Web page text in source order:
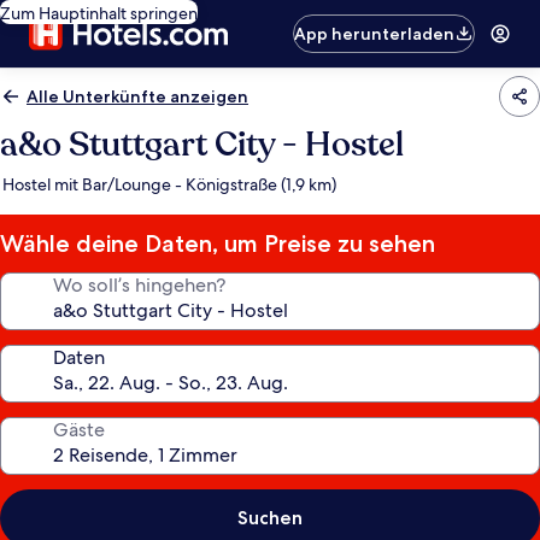
Zum Hauptinhalt springen
App herunterladen
Alle Unterkünfte anzeigen
a&o Stuttgart City - Hostel
Hostel mit Bar/Lounge - Königstraße (1,9 km)
Wähle deine Daten, um Preise zu sehen
Wo soll’s hingehen?
Daten
Gäste
Suchen